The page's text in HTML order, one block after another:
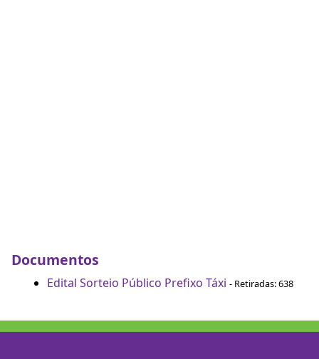
Documentos
Edital Sorteio Público Prefixo Táxi - Retiradas: 638